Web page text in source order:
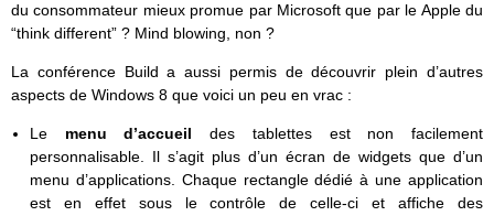
du consommateur mieux promue par Microsoft que par le Apple du
“think different” ? Mind blowing, non ?
La conférence Build a aussi permis de découvrir plein d’autres
aspects de Windows 8 que voici un peu en vrac :
Le menu d’accueildes tablettes est non facilement
personnalisable. Il s’agit plus d’un écran de widgets que d’un
menu d’applications. Chaque rectangle dédié à une application
est en effet sous le contrôle de celle-ci et affiche des